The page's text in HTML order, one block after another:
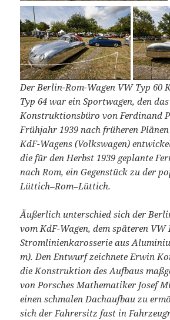
Der Berlin-Rom-Wagen VW Typ 60
Typ 64 war ein Sportwagen, den das
Konstruktionsbüro von Ferdinand
Frühjahr 1939 nach früheren
KdF-Wagens (Volkswagen)
die für den Herbst 1939 geplante
nach Rom, ein Gegenstück zu der
Lüttich–Rom–Lüttich.
Äußerlich unterschied sich der
vom KdF-Wagen, dem späteren
Stromlinienkarosserie aus
m). Den Entwurf zeichnete Erwin
die Konstruktion des Aufbaus
von Porsches Mathematiker Josef
einen schmalen Dachaufbau zu
sich der Fahrersitz fast in